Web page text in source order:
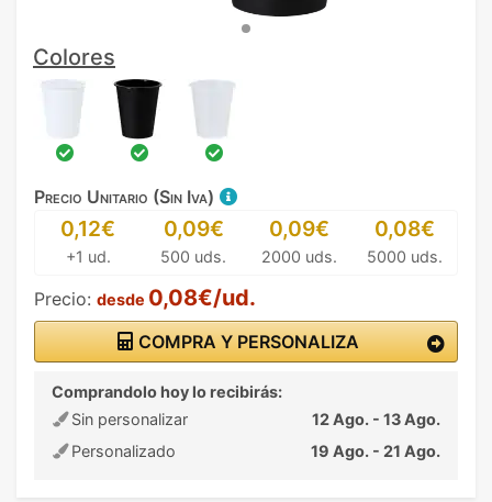
Colores
Precio Unitario (Sin Iva)
0,12€
+1 ud.
0,09€
500 uds.
0,09€
2000 uds.
0,08€
5000 uds.
Precio: desde 0,08€/ud.
COMPRA Y PERSONALIZA
Comprandolo hoy lo recibirás:
Sin personalizar
12 Ago. - 13 Ago.
Personalizado
19 Ago. - 21 Ago.